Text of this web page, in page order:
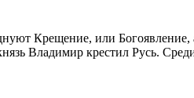
Крещение, или
Владимир крестил Русь.